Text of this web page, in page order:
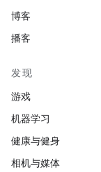
博客
播客
发现
游戏
机器学习
健康与健身
相机与媒体